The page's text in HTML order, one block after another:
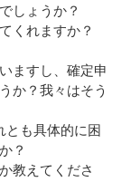
しょうか？
くれますか？
ますし、確定申
か？我々はそう
とも具体的に困
？
教えてくださ